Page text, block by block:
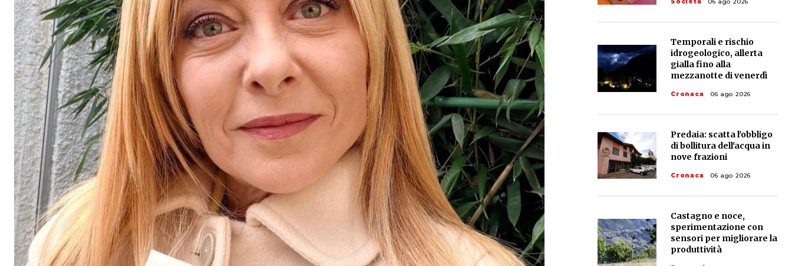
Temporali e rischio
idrogeologico, allerta
gialla fino alla
mezzanotte di venerdì
Cronaca 06 ago 2026
Predaia: scatta l'obbligo
di bollitura dell'acqua in
nove frazioni
Cronaca 06 ago 2026
Castagno e noce,
sperimentazione con
sensori per migliorare la
produttività